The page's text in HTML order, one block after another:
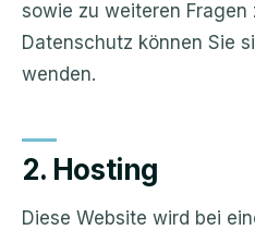
sowie zu weiteren Fragen
Datenschutz können Sie
wenden.
2. Hosting
Diese Website wird bei